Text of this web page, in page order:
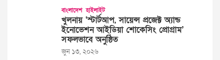
বাংলাদেশ হাইলাইট
খুলনায় ‘স্টার্টআপ, সায়েন্স প্রজেক্ট অ্যান্ড
ইনোভেশন আইডিয়া শোকেসিং প্রোগ্রাম’
সফলভাবে অনুষ্ঠিত
জুন ১৩, ২০২৬